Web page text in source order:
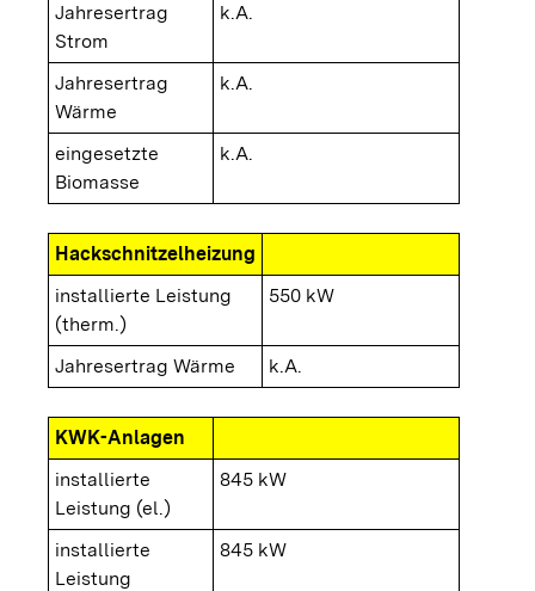
Jahresertrag
Strom
k.A.
Jahresertrag
Wärme
k.A.
eingesetzte
Biomasse
k.A.
Hackschnitzelheizung
installierte Leistung
(therm.)
550 kW
Jahresertrag Wärme k.A.
KWK-Anlagen
installierte
Leistung (el.)
845 kW
installierte
Leistung
845 kW